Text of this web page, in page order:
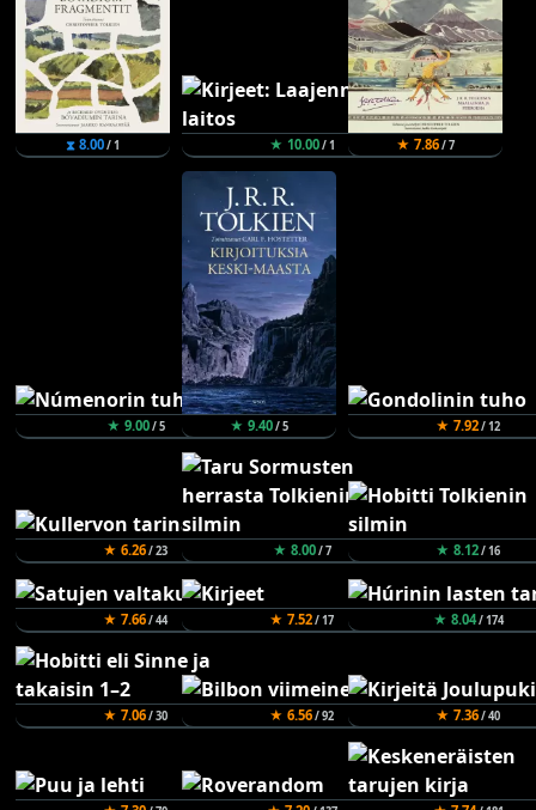
⧗ 8.00/ 1 ★ 10.00/ 1 ★ 7.86/ 7
★ 9.00/ 5 ★ 9.40/ 5 ★ 7.92/ 12
★ 6.26/ 23 ★ 8.00/ 7 ★ 8.12/ 16
★ 7.66/ 44 ★ 7.52/ 17 ★ 8.04/ 174
★ 7.06/ 30 ★ 6.56/ 92 ★ 7.36/ 40